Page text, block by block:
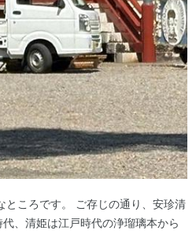
ころです。 ご存じの通り、安珍清
、清姫は江戸時代の浄瑠璃本から